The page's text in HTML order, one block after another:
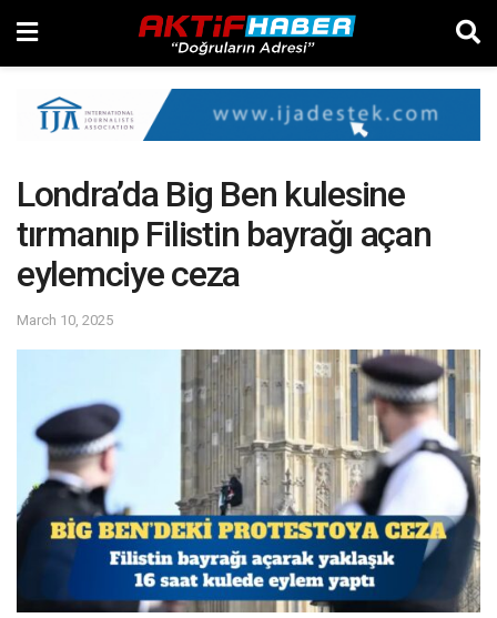
Londra’da Big Ben kulesine
tırmanıp Filistin bayrağı açan
eylemciye ceza
March 10, 2025